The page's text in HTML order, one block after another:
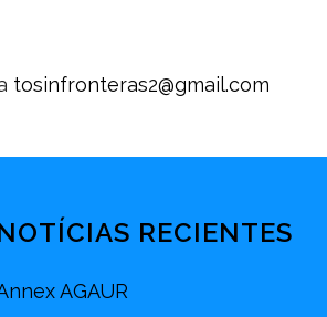
tosinfronteras2@gmail.com
RECIENTES
AGAUR